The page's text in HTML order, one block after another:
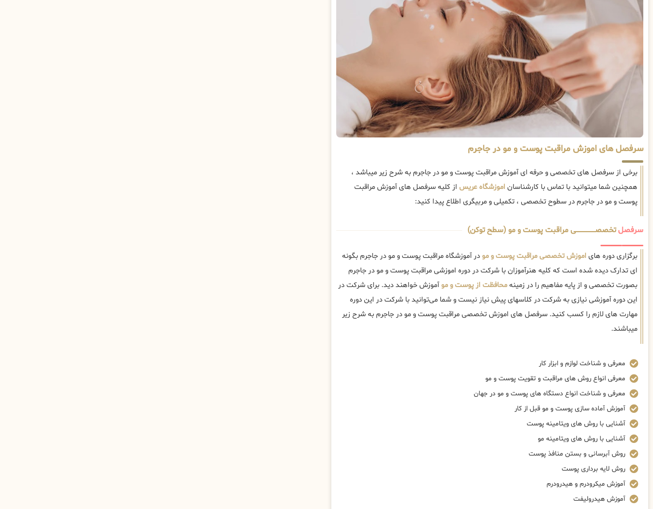
سرفصل های اموزش مراقبت پوست و مو در جاجرم
برخی از سرفصل های تخصصی و حرفه ای آموزش مراقبت پوست و مو در جاجرم به شرح زیر میباشد ،
همچنین شما میتوانید با تماس با کارشناسان اموزشگاه عریس از کلیه سرفصل های آموزش مراقبت
پوست و مو در جاجرم در سطوح تخصصی ، تکمیلی و مربیگری اطلاع پیدا کنید:
سرفصلتخصصــــــــــــــــــــی مراقبت پوست و مو (سطح توکن)
برگزاری دوره های اموزش تخصصی مراقبت پوست و مودر آموزشگاه مراقبت پوست و مو در جاجرم بگونه
ای تدارک دیده شده است که کلیه هنرآموزان با شرکت در دوره اموزشی مراقبت پوست و مو در جاجرم
بصورت تخصصی و از پایه مفاهیم را در زمینهمحافظت از پوست و موآموزش خواهند دید. برای شرکت در
این دوره آموزشی نیازی به شرکت در کلاسهای پیش نیاز نیست و شما می‌توانید با شرکت در این دوره
مهارت های لازم را کسب کنید. سرفصل های اموزش تخصصی مراقبت پوست و مو در جاجرم به شرح زیر
میباشند.
معرفی و شناخت لوازم و ابزار کار
معرفی انواع روش های مراقبت و تقویت پوست و مو
معرفی و شناخت انواع دستگاه های پوست و مو در جهان
آموزش آماده سازی پوست و مو قبل از کار
آشنایی با روش های ویتامینه پوست
آشنایی با روش های ویتامینه مو
روش آبرسانی و بستن منافذ پوست
روش لایه برداری پوست
آموزش میکرودرم و هیدرودرم
آموزش هیدرولیفت